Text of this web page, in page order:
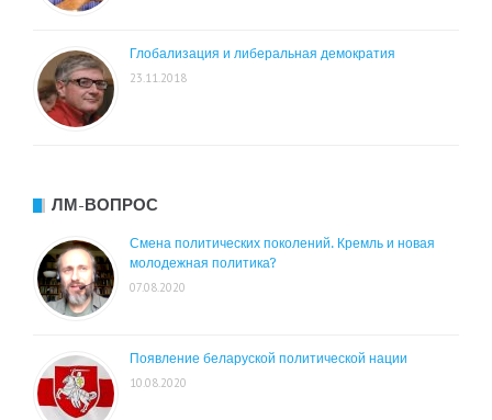
Глобализация и либеральная демократия
23.11.2018
ЛМ-ВОПРОС
Смена политических поколений. Кремль и новая
молодежная политика?
07.08.2020
Появление беларуской политической нации
10.08.2020